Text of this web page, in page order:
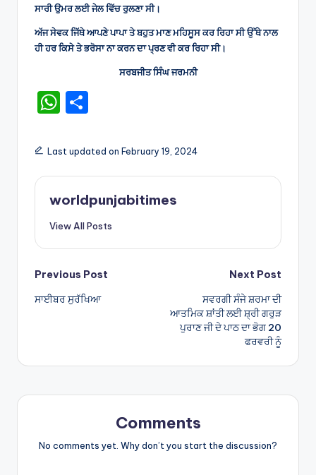
ਸਾਰੀ ਉਮਰ ਲਈ ਜੇਲ ਵਿੱਚ ਰੁਲਣਾ ਸੀ।
ਅੱਜ ਸੇਵਕ ਜਿੱਥੇ ਆਪਣੇ ਪਾਪਾ ਤੇ ਬਹੁਤ ਮਾਣ ਮਹਿਸੂਸ ਕਰ ਰਿਹਾ ਸੀ ਉੱਥੇ ਨਾਲ
ਹੀ ਹਰ ਕਿਸੇ ਤੇ ਭਰੋਸਾ ਨਾ ਕਰਨ ਦਾ ਪ੍ਰਣ ਵੀ ਕਰ ਰਿਹਾ ਸੀ।
ਸਰਬਜੀਤ ਸਿੰਘ ਜਰਮਨੀ
W
a
ts
A
p
ar
e
Last updated on February 19, 2024
worldpunjabitimes
View All Posts
Post
navigation
Previous Post
ਸਾਈਬਰ ਸੁਰੱਖਿਆ
Next Post
ਸਵਰਗੀ ਸੰਜੇ ਸ਼ਰਮਾ ਦੀ
ਆਤਮਿਕ ਸ਼ਾਂਤੀ ਲਈ ਸ਼੍ਰੀ ਗਰੁੜ
ਪੁਰਾਣ ਜੀ ਦੇ ਪਾਠ ਦਾ ਭੋਗ 20
ਫਰਵਰੀ ਨੂੰ
Comments
No comments yet. Why don’t you start the discussion?